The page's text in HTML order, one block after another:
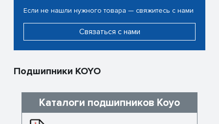
Если не нашли нужного товара — свяжитесь с нами
Связаться с нами
Подшипники KOYO
Каталоги подшипников Koyo